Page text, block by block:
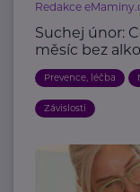
Redakce
Suchej únor:
měsíc bez
Prevence, léčba
Závislosti